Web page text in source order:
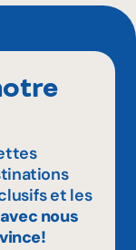
et les
nous